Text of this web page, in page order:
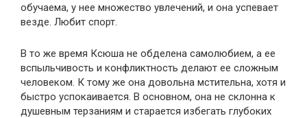
обучаема, у нее множество увлечений, и она успевает
везде. Любит спорт.
В то же время Ксюша не обделена самолюбием, а ее
вспыльчивость и конфликтность делают ее сложным
человеком. К тому же она довольна мстительна, хотя и
быстро успокаивается. В основном, она не склонна к
душевным терзаниям и старается избегать глубоких